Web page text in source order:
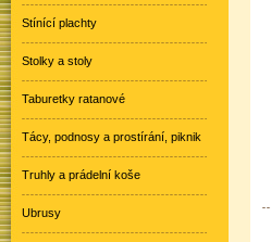
Stínící plachty
Stolky a stoly
Taburetky ratanové
Tácy, podnosy a prostírání, piknik
Truhly a prádelní koše
Ubrusy